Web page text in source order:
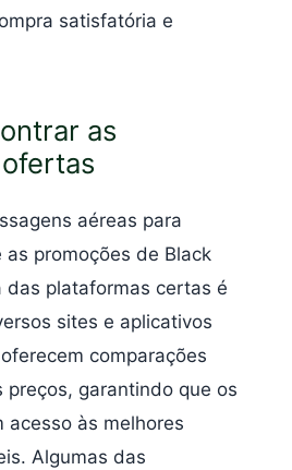
satisfatória e
as
aéreas para
promoções de Black
das plataformas certas é
sites e aplicativos
comparações
preços, garantindo que os
acesso às melhores
Algumas das